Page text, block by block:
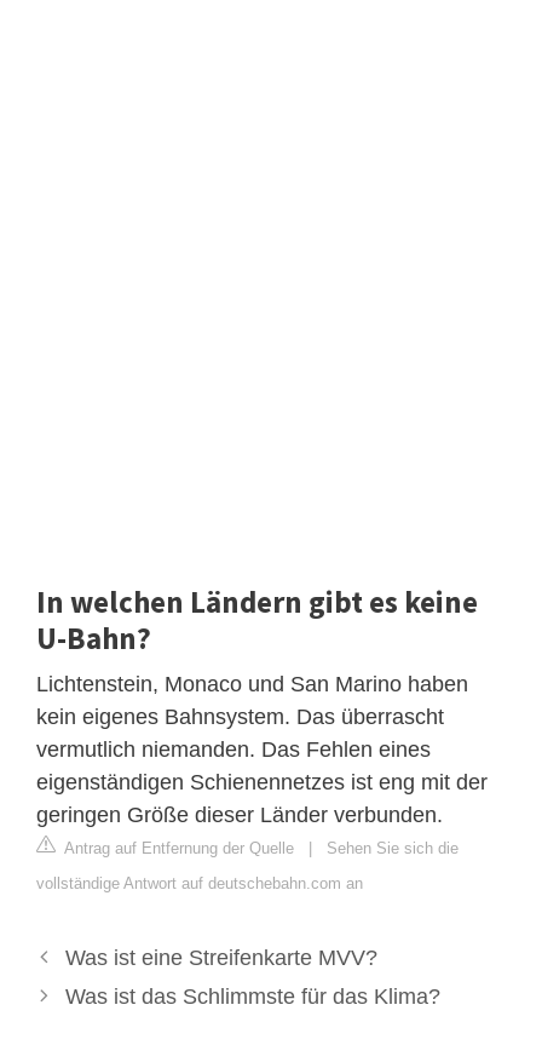
In welchen Ländern gibt es keine
U-Bahn?
Lichtenstein, Monaco und San Marino haben
kein eigenes Bahnsystem. Das überrascht
vermutlich niemanden. Das Fehlen eines
eigenständigen Schienennetzes ist eng mit der
geringen Größe dieser Länder verbunden.
Antrag auf Entfernung der Quelle | Sehen Sie sich die
vollständige Antwort auf deutschebahn.com an
Was ist eine Streifenkarte MVV?
Was ist das Schlimmste für das Klima?